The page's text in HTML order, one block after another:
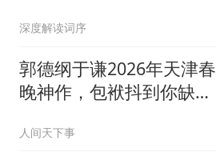
深度解读词序
郭德纲于谦2026年天津春
晚神作，包袱抖到你缺氧
人间天下事